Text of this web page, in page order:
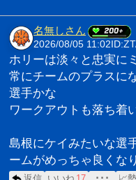
名無しさん
2026/08/05 11:02
ホリーは淡々と忠実に
常にチームのプラスに
選手かな
ワークアウトも落ち着
島根にケイみたいな選
ームがめっちゃ良くな